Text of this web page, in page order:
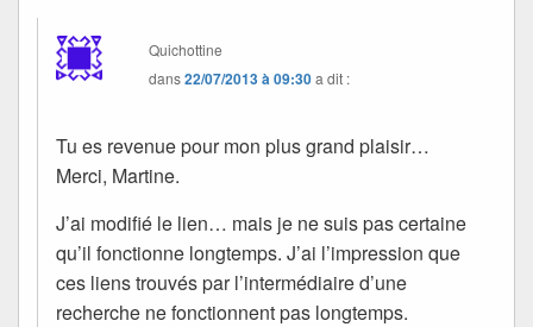
Quichottine
dans22/07/2013 à 09:30a dit :
Tu es revenue pour mon plus grand plaisir…
Merci, Martine.
J’ai modifié le lien… mais je ne suis pas certaine
qu’il fonctionne longtemps. J’ai l’impression que
ces liens trouvés par l’intermédiaire d’une
recherche ne fonctionnent pas longtemps.